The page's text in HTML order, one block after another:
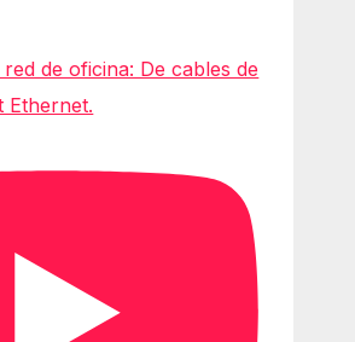
de oficina: De cables de
Ethernet.